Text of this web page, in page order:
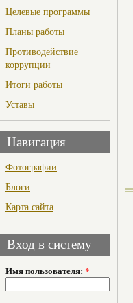
Целевые программы
Планы работы
Противодействие
коррупции
Итоги работы
Уставы
Навигация
Фотографии
Блоги
Карта сайта
Вход в систему
Имя пользователя: *